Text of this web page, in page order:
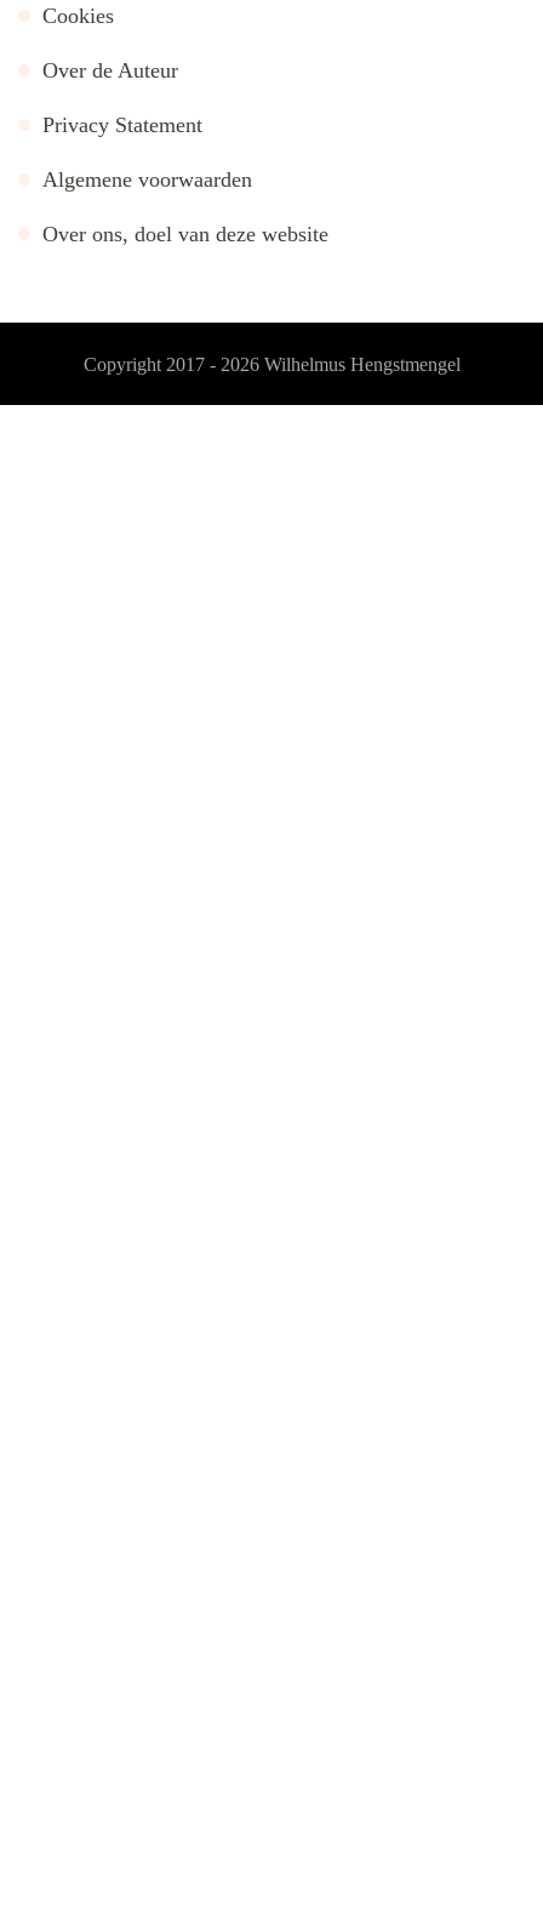
Cookies
Over de Auteur
Privacy Statement
Algemene voorwaarden
Over ons, doel van deze website
Copyright 2017 - 2026 Wilhelmus Hengstmengel